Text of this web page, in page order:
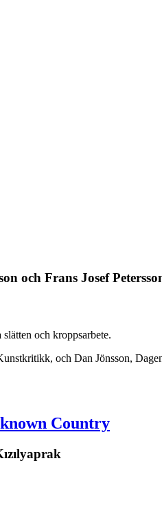
och Frans Josef
och kroppsarbete.
och Dan Jönsson,
Country